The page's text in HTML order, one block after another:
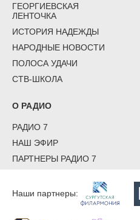
ГЕОРГИЕВСКАЯ
ЛЕНТОЧКА
ИСТОРИЯ НАДЕЖДЫ
НАРОДНЫЕ НОВОСТИ
ПОЛОСА УДАЧИ
СТВ-ШКОЛА
О РАДИО
РАДИО 7
НАШ ЭФИР
ПАРТНЕРЫ РАДИО 7
Наши партнеры: